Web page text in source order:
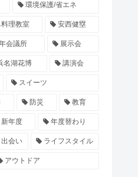
環境保護/省エネ
理教室 安西健塁
会議所 展示会
名湖花博 講演会
スイーツ
防災 教育
新年度 年度替わり
出会い ライフスタイル
アウトドア